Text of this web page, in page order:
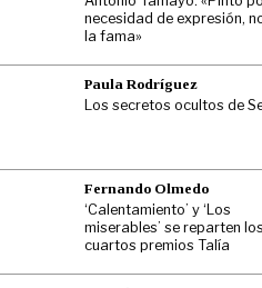
necesidad de expresión,
la fama»
Paula Rodríguez
Los secretos ocultos de
Fernando Olmedo
‘Calentamiento’ y ‘Los
miserables’ se reparten los
cuartos premios Talía